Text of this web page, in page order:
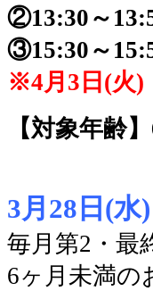
②13:30～
③15:30～
※4月3日(火)
【対象年齢
3月28日(
毎月第2・最
6ヶ月未満の